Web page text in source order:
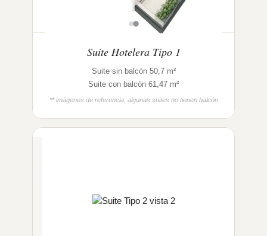
Suite Hotelera Tipo 1
Suite sin balcón 50,7 m²
Suite con balcón 61,47 m²
** imágenes de referencia, algunas suites no tienen balcón